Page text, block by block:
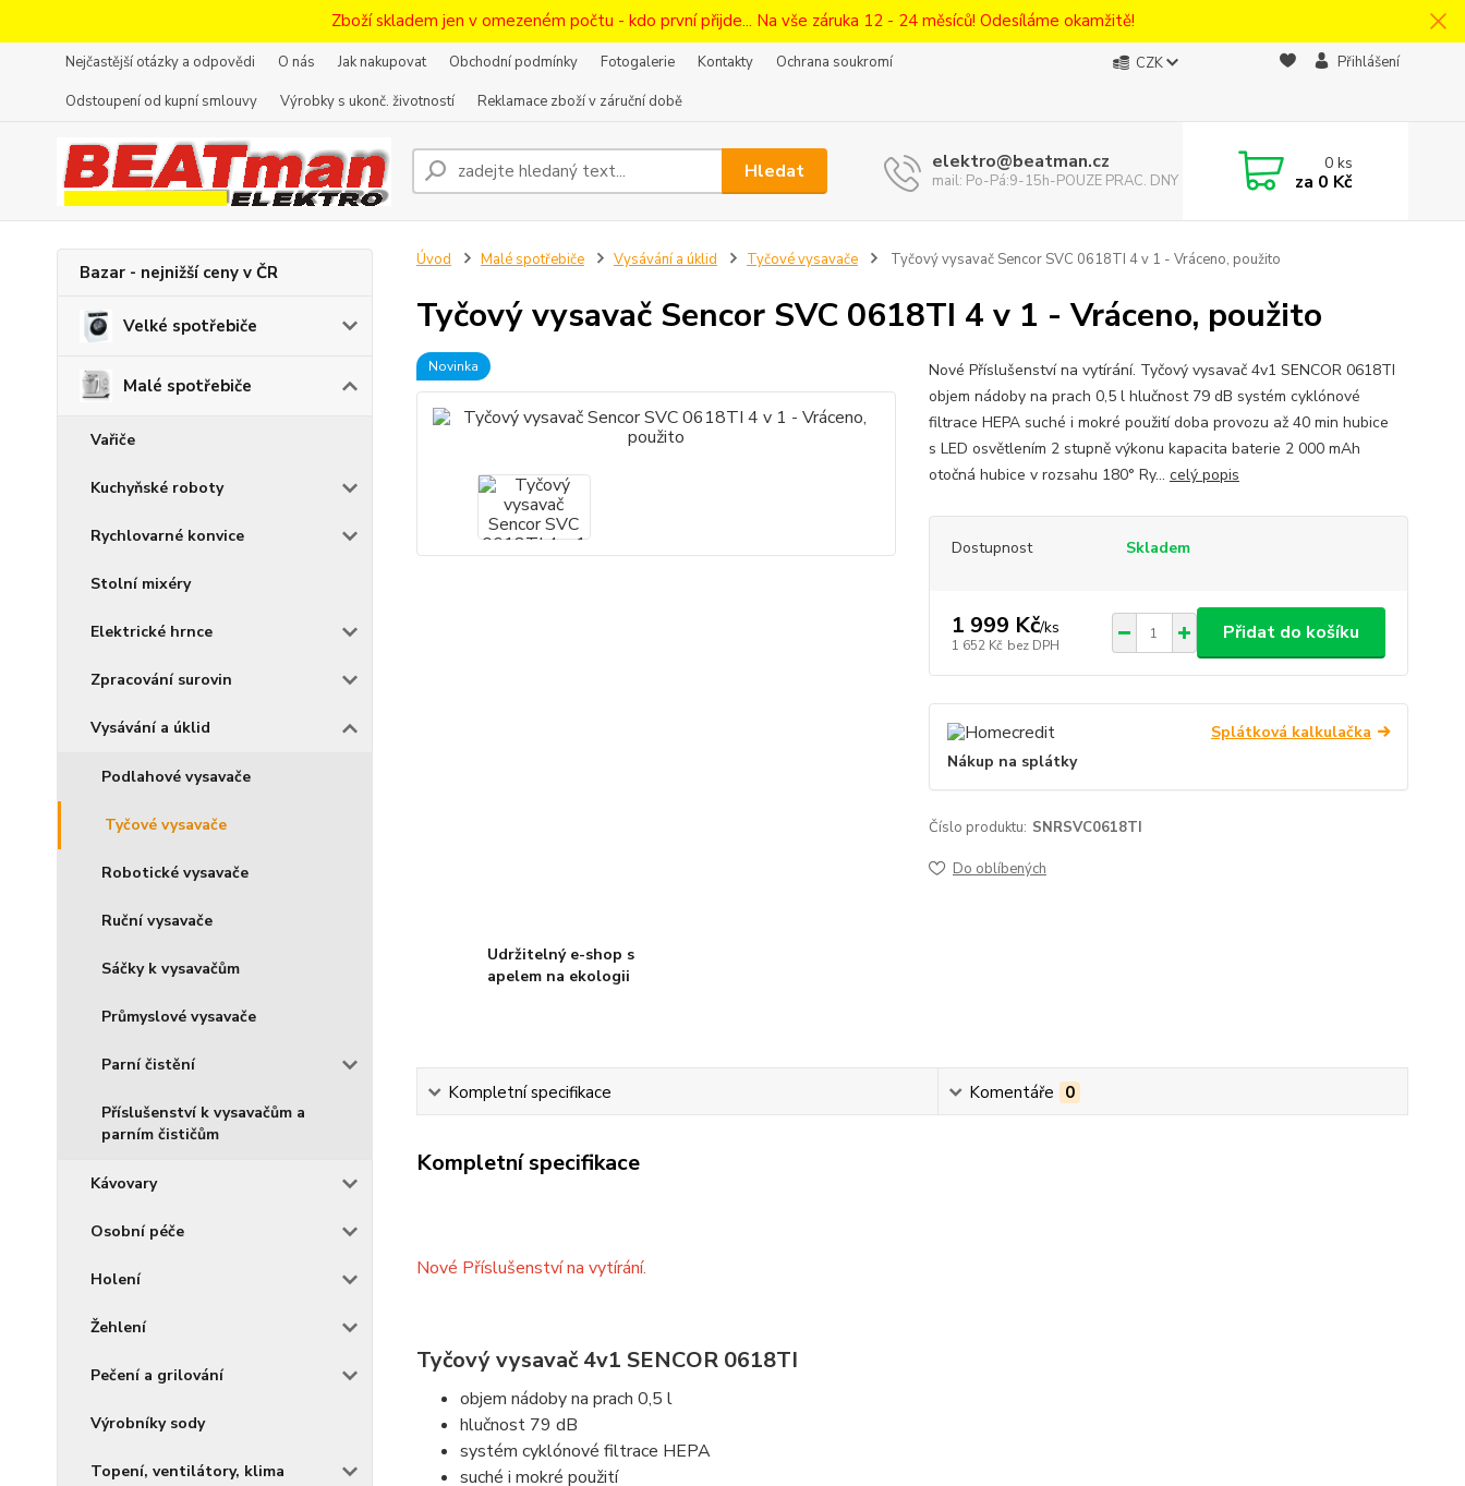
Zboží skladem jen v omezeném počtu - kdo první přijde... Na vše záruka 12 - 24 měsíců! Odesíláme okamžitě!
Nejčastější otázky a odpovědi O nás Jak nakupovat Obchodní podmínky Fotogalerie Kontakty
Ochrana soukromí
Odstoupení od kupní smlouvy
Výrobky s ukonč. životností Reklamace zboží v záruční době
CZK Přihlášení
Hledat elektro@beatman.cz
mail: Po-Pá:9-15h-POUZE PRAC. DNY
0ks
za 0 Kč
Bazar - nejnižší ceny v ČR
Velké spotřebiče
Malé spotřebiče
Vařiče
Kuchyňské roboty
Rychlovarné konvice
Stolní mixéry
Elektrické hrnce
Zpracování surovin
Vysávání a úklid
Podlahové vysavače
Tyčové vysavače
Robotické vysavače
Ruční vysavače
Sáčky k vysavačům
Průmyslové vysavače
Parní čistění
Příslušenství k vysavačům a
parním čističům
Kávovary
Osobní péče
Holení
Žehlení
Pečení a grilování
Výrobníky sody
Topení, ventilátory, klima
Úvod Malé spotřebiče Vysávání a úklid Tyčové vysavače Tyčový vysavač Sencor SVC 0618TI 4 v 1 - Vráceno, použito
Tyčový vysavač Sencor SVC 0618TI 4 v 1 - Vráceno, použito
Novinka
Nové Příslušenství na vytírání. Tyčový vysavač 4v1 SENCOR 0618TI
objem nádoby na prach 0,5 l hlučnost 79 dB systém cyklónové
filtrace HEPA suché i mokré použití doba provozu až 40 min hubice
s LED osvětlením 2 stupně výkonu kapacita baterie 2 000 mAh
otočná hubice v rozsahu 180° Ry... celý popis
Dostupnost Skladem
1 999 Kč/ks
1 652 Kč bez DPH
Přidat do košíku
Splátková kalkulačka
Nákup na splátky
Číslo produktu: SNRSVC0618TI
Do oblíbených
Udržitelný e-shop s
apelem na ekologii
Kompletní specifikace Komentáře 0
Kompletní specifikace
Nové Příslušenství na vytírání.
Tyčový vysavač 4v1 SENCOR 0618TI
objem nádoby na prach 0,5 l
hlučnost 79 dB
systém cyklónové filtrace HEPA
suché i mokré použití